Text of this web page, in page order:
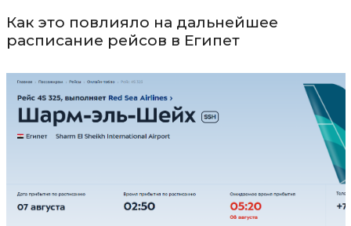
Как это повлияло на дальнейшее
расписание рейсов в Египет